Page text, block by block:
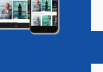
Vacatures